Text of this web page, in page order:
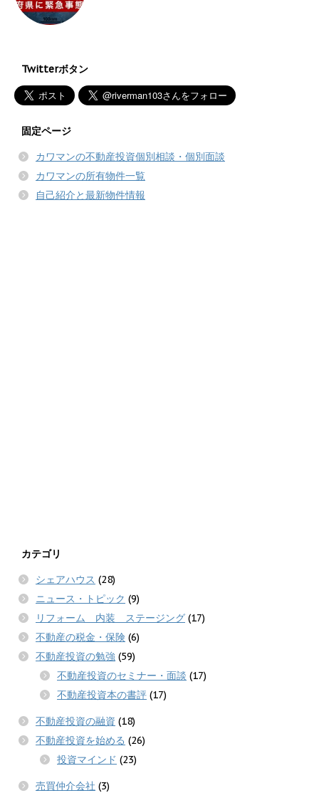
Twitterボタン
固定ページ
カワマンの不動産投資個別相談・個別面談
カワマンの所有物件一覧
自己紹介と最新物件情報
カテゴリ
シェアハウス (28)
ニュース・トピック (9)
リフォーム 内装 ステージング (17)
不動産の税金・保険 (6)
不動産投資の勉強 (59)
不動産投資のセミナー・面談 (17)
不動産投資本の書評 (17)
不動産投資の融資 (18)
不動産投資を始める (26)
投資マインド (23)
売買仲介会社 (3)